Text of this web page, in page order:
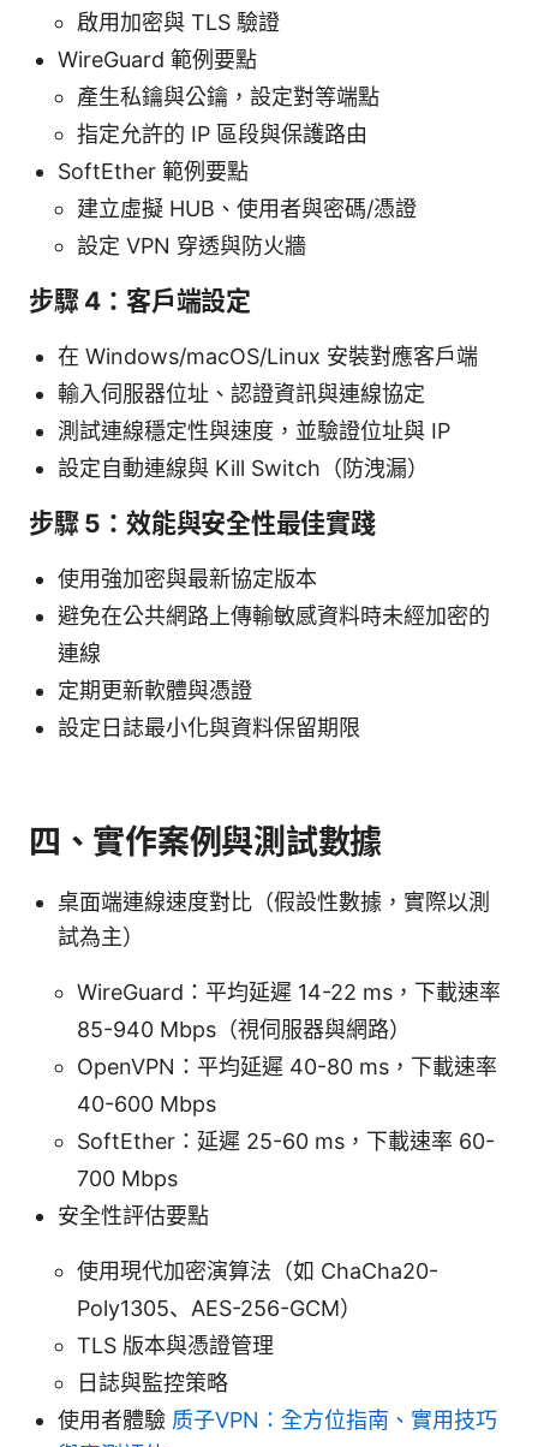
啟用加密與 TLS 驗證
WireGuard 範例要點
產生私鑰與公鑰，設定對等端點
指定允許的 IP 區段與保護路由
SoftEther 範例要點
建立虛擬 HUB、使用者與密碼/憑證
設定 VPN 穿透與防火牆
步驟 4：客戶端設定
在 Windows/macOS/Linux 安裝對應客戶端
輸入伺服器位址、認證資訊與連線協定
測試連線穩定性與速度，並驗證位址與 IP
設定自動連線與 Kill Switch（防洩漏）
步驟 5：效能與安全性最佳實踐
使用強加密與最新協定版本
避免在公共網路上傳輸敏感資料時未經加密的
連線
定期更新軟體與憑證
設定日誌最小化與資料保留期限
四、實作案例與測試數據
桌面端連線速度對比（假設性數據，實際以測
試為主）
WireGuard：平均延遲 14-22 ms，下載速率
85-940 Mbps（視伺服器與網路）
OpenVPN：平均延遲 40-80 ms，下載速率
40-600 Mbps
SoftEther：延遲 25-60 ms，下載速率 60-
700 Mbps
安全性評估要點
使用現代加密演算法（如 ChaCha20-
Poly1305、AES-256-GCM）
TLS 版本與憑證管理
日誌與監控策略
使用者體驗 质子VPN：全方位指南、實用技巧